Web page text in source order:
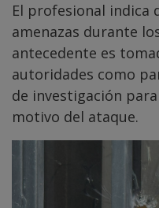
El profesional indica
amenazas durante
antecedente es
autoridades como
de investigación
motivo del ataque.